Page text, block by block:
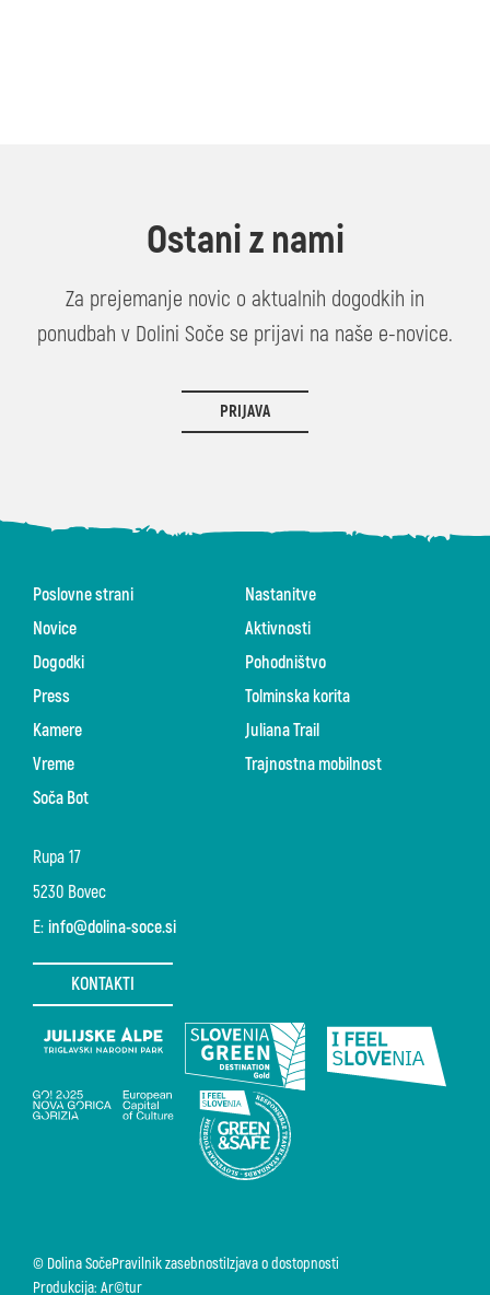
Ostani z nami
Za prejemanje novic o aktualnih dogodkih in
ponudbah v Dolini Soče se prijavi na naše e-novice.
PRIJAVA
Rupa 17
5230 Bovec
E: info@dolina-soce.si
KONTAKTI
Poslovne strani
Novice
Dogodki
Press
Kamere
Vreme
Soča Bot
Nastanitve
Aktivnosti
Pohodništvo
Tolminska korita
Juliana Trail
Trajnostna mobilnost
© Dolina SočePravilnik zasebnostiIzjava o dostopnosti
Produkcija: Ar©tur